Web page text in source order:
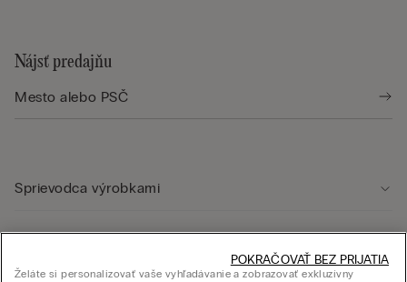
Nájsť predajňu
Sprievodca výrobkami
Želáte si personalizovať vaše vyhľadávanie a zobrazovať exkluzívny
POKRAČOVAŤ BEZ PRIJATIA